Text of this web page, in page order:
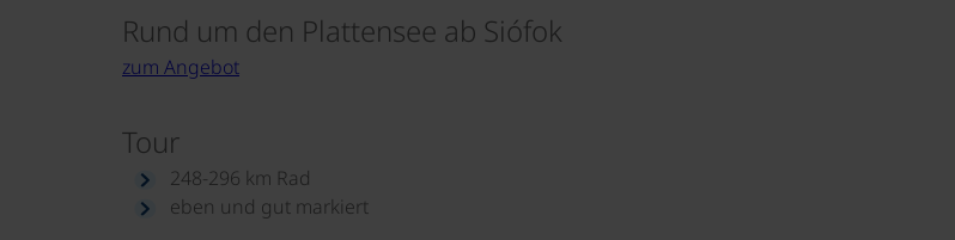
Rund um den Plattensee ab Siófok
zum Angebot
Tour
248-296 km Rad
eben und gut markiert